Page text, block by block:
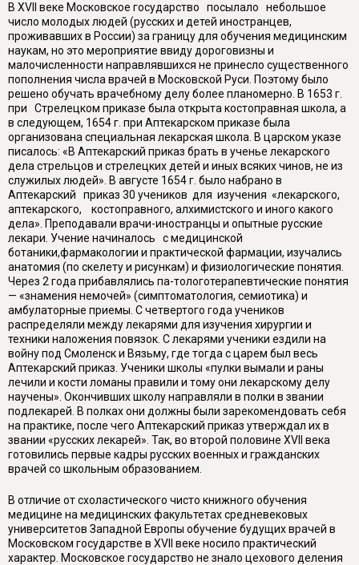
В XVII веке Московское государство посылало небольшое
число молодых людей (русских и детей иностранцев,
проживавших в России) за границу для обучения медицинским
наукам, но это мероприятие ввиду дороговизны и
малочисленности направлявшихся не принесло существенного
пополнения числа врачей в Московской Руси. Поэтому было
решено обучать врачебному делу более планомерно. В 1653 г.
при Стрелецком приказе была открыта костоправная школа, а
в следующем, 1654 г. при Аптекарском приказе была
организована специальная лекарская школа. В царском указе
писалось: «В Аптекарский приказ брать в ученье лекарского
дела стрельцов и стрелецких детей и иных всяких чинов, не из
служилых людей». В августе 1654 г. было набрано в
Аптекарский приказ 30 учеников для изучения «лекарского,
аптекарского, костоправного, алхимистского и иного какого
дела». Преподавали врачи-иностранцы и опытные русские
лекари. Учение начиналось с медицинской
ботаники,фармакологии и практической фармации, изучались
анатомия (по скелету и рисункам) и физиологические понятия.
Через 2 года прибавлялись па-тологотерапевтические понятия
— «знамения немочей» (симптоматология, семиотика) и
амбулаторные приемы. С четвертого года учеников
распределяли между лекарями для изучения хирургии и
техники наложения повязок. С лекарями ученики ездили на
войну под Смоленск и Вязьму, где тогда с царем был весь
Аптекарский приказ. Ученики школы «пулки вымали и раны
лечили и кости ломаны правили и тому они лекарскому делу
научены». Окончивших школу направляли в полки в звании
подлекарей. В полках они должны были зарекомендовать себя
на практике, после чего Аптекарский приказ утверждал их в
звании «русских лекарей». Так, во второй половине XVII века
готовились первые кадры русских военных и гражданских
врачей со школьным образованием.
В отличие от схоластического чисто книжного обучения
медицине на медицинских факультетах средневековых
университетов Западной Европы обучение будущих врачей в
Московском государстве в XVII веке носило практический
характер. Московское государство не знало цехового деления